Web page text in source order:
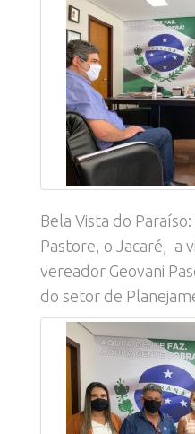
Bela Vista do
Pastore, o Jacaré, a
vereador Geovani
do setor de